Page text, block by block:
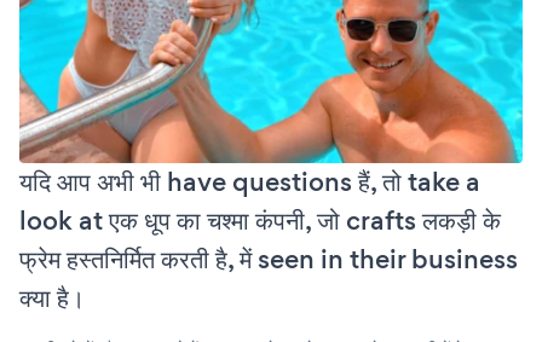
यदि आप अभी भी have questions हैं, तो take a
look at एक धूप का चश्मा कंपनी, जो crafts लकड़ी के
फ्रेम हस्तनिर्मित करती है, में seen in their business
क्या है।